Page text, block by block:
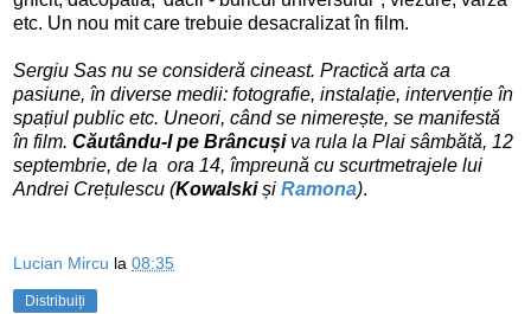
etc. Un nou mit care trebuie desacralizat în film.
Sergiu Sas nu se consideră cineast. Practică arta ca
pasiune, în diverse medii: fotografie, instalație, intervenție în
spațiul public etc. Uneori, când se nimerește, se manifestă
în film. Căutându-l pe Brâncușiva rula la Plai sâmbătă, 12
septembrie, de la ora 14, împreună cu scurtmetrajele lui
Andrei Crețulescu (Kowalskiși Ramona).
Lucian Mircu la 08:35
Distribuiți